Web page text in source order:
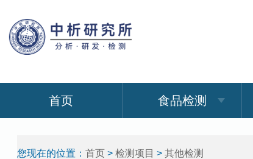
首页 食品检测
您现在的位置： 首页 > 检测项目 > 其他检测